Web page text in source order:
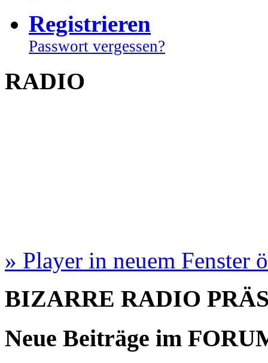
Registrieren
Passwort vergessen?
RADIO
» Player in neuem Fenster
BIZARRE RADIO
Neue Beiträge im